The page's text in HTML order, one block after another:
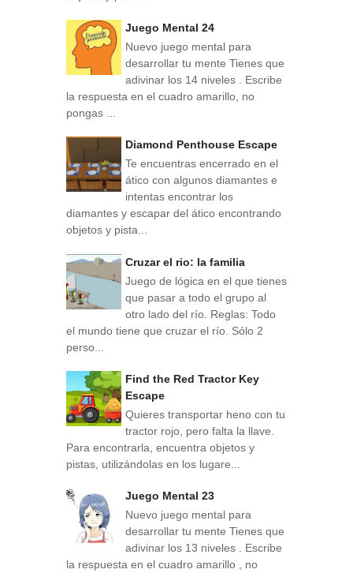
Juego Mental 24
Nuevo juego mental para
desarrollar tu mente Tienes que
adivinar los 14 niveles . Escribe
la respuesta en el cuadro amarillo, no
pongas ...
Diamond Penthouse Escape
Te encuentras encerrado en el
ático con algunos diamantes e
intentas encontrar los
diamantes y escapar del ático encontrando
objetos y pista...
Cruzar el rio: la familia
Juego de lógica en el que tienes
que pasar a todo el grupo al
otro lado del río. Reglas: Todo
el mundo tiene que cruzar el río. Sólo 2
perso...
Find the Red Tractor Key
Escape
Quieres transportar heno con tu
tractor rojo, pero falta la llave.
Para encontrarla, encuentra objetos y
pistas, utilizándolas en los lugare...
Juego Mental 23
Nuevo juego mental para
desarrollar tu mente Tienes que
adivinar los 13 niveles . Escribe
la respuesta en el cuadro amarillo , no